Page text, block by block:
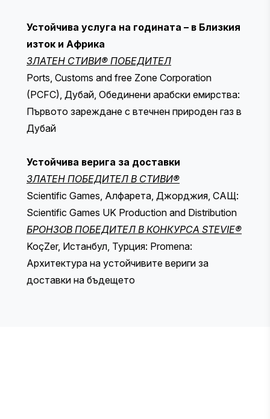
Устойчива услуга на годината – в Близкия
изток и Африка
ЗЛАТЕН СТИВИ® ПОБЕДИТЕЛ
Ports, Customs and free Zone Corporation
(PCFC), Дубай, Обединени арабски емирства:
Първото зареждане с втечнен природен газ в
Дубай
Устойчива верига за доставки
ЗЛАТЕН ПОБЕДИТЕЛ В СТИВИ®
Scientific Games, Алфарета, Джорджия, САЩ:
Scientific Games UK Production and Distribution
БРОНЗОВ ПОБЕДИТЕЛ В КОНКУРСА STEVIE®
KoçZer, Истанбул, Турция: Promena:
Архитектура на устойчивите вериги за
доставки на бъдещето